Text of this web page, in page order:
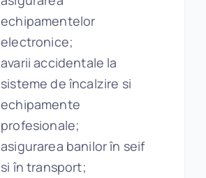
echipamentelor
electronice;
avarii accidentale la
sisteme de încalzire si
echipamente
profesionale;
asigurarea banilor în seif
si în transport;